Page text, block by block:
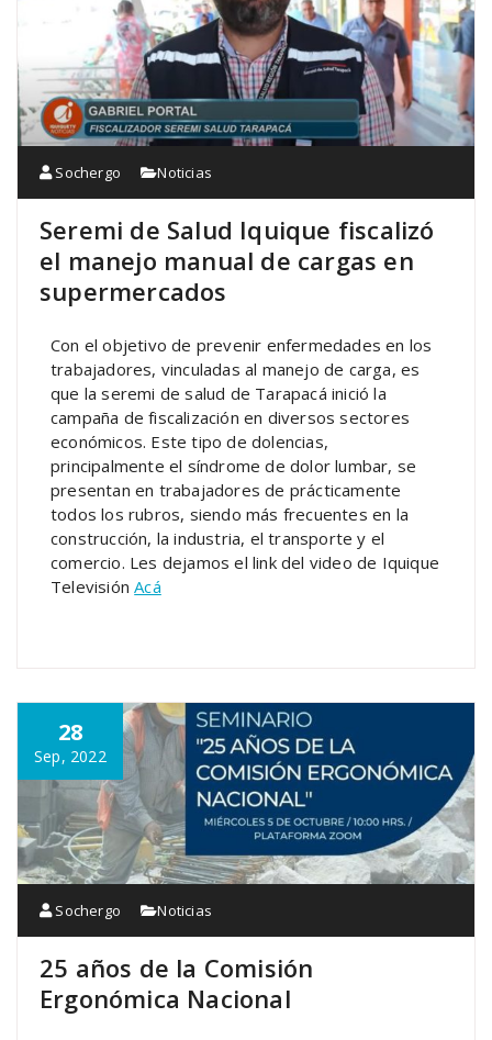
Sochergo Noticias
Seremi de Salud Iquique fiscalizó
el manejo manual de cargas en
supermercados
Con el objetivo de prevenir enfermedades en los
trabajadores, vinculadas al manejo de carga, es
que la seremi de salud de Tarapacá inició la
campaña de fiscalización en diversos sectores
económicos. Este tipo de dolencias,
principalmente el síndrome de dolor lumbar, se
presentan en trabajadores de prácticamente
todos los rubros, siendo más frecuentes en la
construcción, la industria, el transporte y el
comercio. Les dejamos el link del video de Iquique
TelevisiónAcá
28
Sep, 2022
Sochergo Noticias
25 años de la Comisión
Ergonómica Nacional